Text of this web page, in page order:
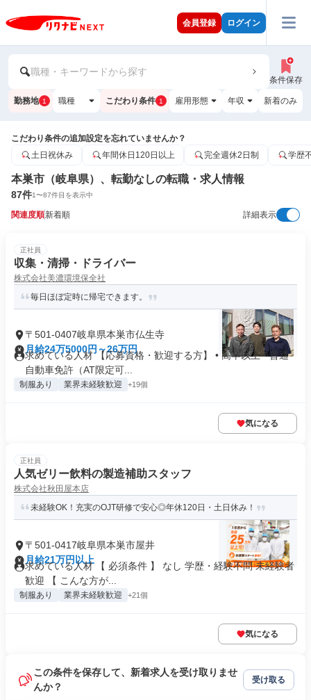
会員登録 ログイン
職種・キーワードから探す
条件保存
勤務地 1 職種 こだわり条件 1 雇用形態 年収 新着のみ
こだわり条件の追加設定を忘れていませんか？
土日祝休み
年間休日120日以上 完全週休2日制 学歴
本巣市（岐阜県）、転勤なしの転職・求人情報
87件1〜87件目を表示中
関連度順新着順 詳細表示
正社員
収集・清掃・ドライバー
株式会社美濃環境保全社
毎日ほぼ定時に帰宅できます。
〒501-0407岐阜県本巣市仏生寺
月給24万5000円～26万円
求めている人材 【応募資格・歓迎する方】 • 高卒以上 • 普通
自動車免許（AT限定可...
制服あり 業界未経験歓迎 +19個
気になる
正社員
人気ゼリー飲料の製造補助スタッフ
株式会社秋田屋本店
未経験OK！充実のOJT研修で安心◎年休120日・土日休み！
〒501-0417岐阜県本巣市屋井
月給21万円以上
求めている人材 【 必須条件 】 なし 学歴・経験不問 未経験者
歓迎 【 こんな⽅が...
制服あり 業界未経験歓迎 +21個
気になる
この条件を保存して、新着求人を受け取りませ
んか？
受け取る